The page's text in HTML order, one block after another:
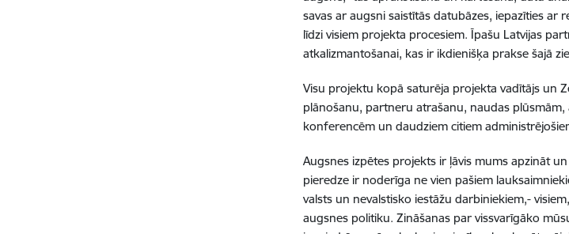
savas ar augsni saistītās datubāzes, iepazīties
līdzi visiem projekta procesiem. Īpašu Latvijas
atkalizmantošanai, kas ir ikdienišķa prakse šajā
Visu projektu kopā saturēja projekta vadītājs un
plānošanu, partneru atrašanu, naudas
konferencēm un daudziem citiem
Augsnes izpētes projekts ir ļāvis mums apzināt
pieredze ir noderīga ne vien pašiem
valsts un nevalstisko iestāžu darbiniekiem,-
augsnes politiku. Zināšanas par vissvarīgāko